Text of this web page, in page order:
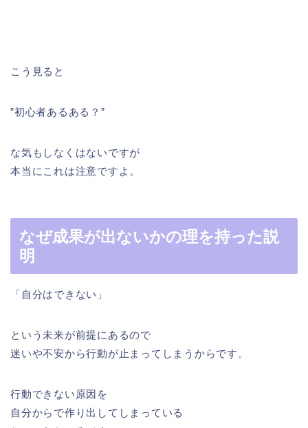
こう見ると
”初心者あるある？”
な気もしなくはないですが
本当にこれは注意ですよ。
なぜ成果が出ないかの理を持った説
明
「自分はできない」
という未来が前提にあるので
迷いや不安から行動が止まってしまうからです。
行動できない原因を
自分からで作り出してしまっている